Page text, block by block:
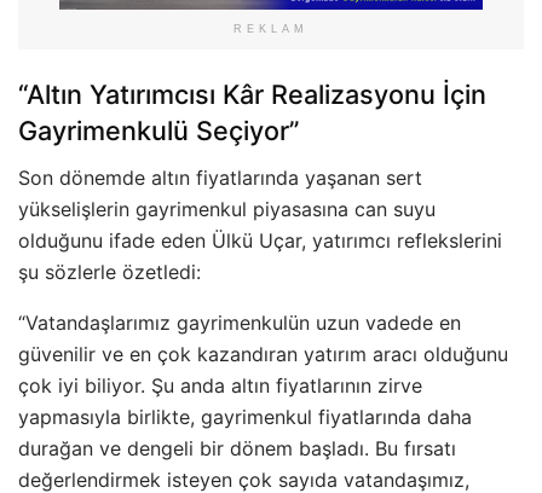
REKLAM
“Altın Yatırımcısı Kâr Realizasyonu İçin
Gayrimenkulü Seçiyor”
Son dönemde altın fiyatlarında yaşanan sert
yükselişlerin gayrimenkul piyasasına can suyu
olduğunu ifade eden Ülkü Uçar, yatırımcı reflekslerini
şu sözlerle özetledi:
“Vatandaşlarımız gayrimenkulün uzun vadede en
güvenilir ve en çok kazandıran yatırım aracı olduğunu
çok iyi biliyor. Şu anda altın fiyatlarının zirve
yapmasıyla birlikte, gayrimenkul fiyatlarında daha
durağan ve dengeli bir dönem başladı. Bu fırsatı
değerlendirmek isteyen çok sayıda vatandaşımız,